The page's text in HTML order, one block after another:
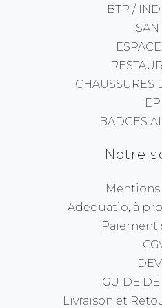
BTP /
CHAUSSURES
EPI
BADGES
Notre
Adequatio, à
Paiement
GUIDE DE
Livraison et